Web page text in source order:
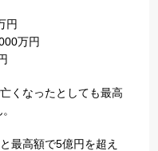
円
万円
くなったとしても最高
最高額で5億円を超え